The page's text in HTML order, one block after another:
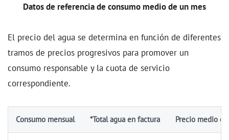
Datos de referencia de consumo medio de un mes
El precio del agua se determina en función de diferentes
tramos de precios progresivos para promover un
consumo responsable y la cuota de servicio
correspondiente.
Consumo mensual *Total agua en factura Precio medio